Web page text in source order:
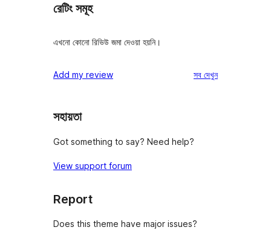
রেটিং সমূহ
এখনো কোনো রিভিউ জমা দেওয়া হয়নি।
Add my review সবরিভিউ
দেখুন
সহায়তা
Got something to say? Need help?
View support forum
Report
Does this theme have major issues?